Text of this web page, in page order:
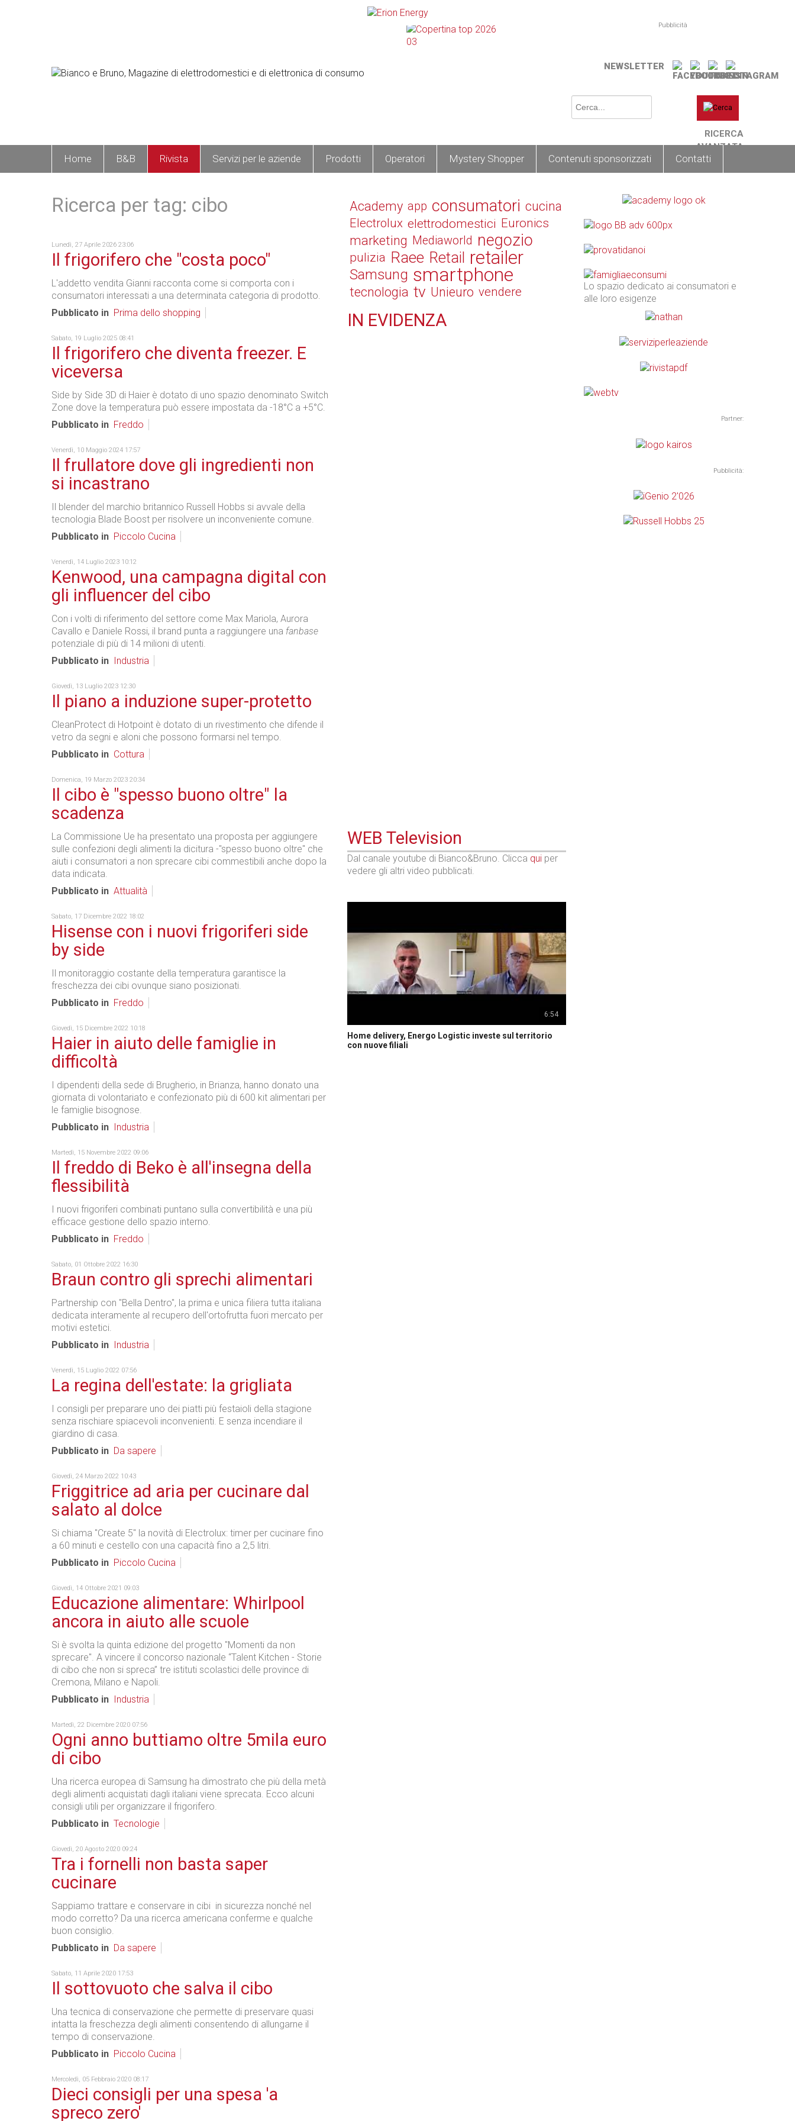
Pubblicità
NEWSLETTER
RICERCA
AVANZATA
Home B&B Rivista Servizi per le aziende Prodotti Operatori Mystery Shopper Contenuti sponsorizzati Contatti
Ricerca per tag: cibo
Lunedì, 27 Aprile 2026 23:06
Il frigorifero che "costa poco"
L'addetto vendita Gianni racconta come si comporta con i
consumatori interessati a una determinata categoria di prodotto.
Pubblicato in Prima dello shopping
Sabato, 19 Luglio 2025 08:41
Il frigorifero che diventa freezer. E
viceversa
Side by Side 3D di Haier è dotato di uno spazio denominato Switch
Zone dove la temperatura può essere impostata da -18°C a +5°C.
Pubblicato in Freddo
Venerdì, 10 Maggio 2024 17:57
Il frullatore dove gli ingredienti non
si incastrano
Il blender del marchio britannico Russell Hobbs si avvale della
tecnologia Blade Boost per risolvere un inconveniente comune.
Pubblicato in Piccolo Cucina
Venerdì, 14 Luglio 2023 10:12
Kenwood, una campagna digital con
gli influencer del cibo
Con i volti di riferimento del settore come Max Mariola, Aurora
Cavallo e Daniele Rossi, il brand punta a raggiungere una fanbase
potenziale di più di 14 milioni di utenti.
Pubblicato in
Industria
Giovedì, 13 Luglio 2023 12:30
Il piano a induzione super-protetto
CleanProtect di Hotpoint è dotato di un rivestimento che difende il
vetro da segni e aloni che possono formarsi nel tempo.
Pubblicato in Cottura
Domenica, 19 Marzo 2023 20:34
Il cibo è "spesso buono oltre" la
scadenza
La Commissione Ue ha presentato una proposta per aggiungere
sulle confezioni degli alimenti la dicitura -"spesso buono oltre" che
aiuti i consumatori a non sprecare cibi commestibili anche dopo la
data indicata.
Pubblicato in Attualità
Sabato, 17 Dicembre 2022 18:02
Hisense con i nuovi frigoriferi side
by side
Il monitoraggio costante della temperatura garantisce la
freschezza dei cibi ovunque siano posizionati.
Pubblicato in Freddo
Giovedì, 15 Dicembre 2022 10:18
Haier in aiuto delle famiglie in
difficoltà
I dipendenti della sede di Brugherio, in Brianza, hanno donato una
giornata di volontariato e confezionato più di 600 kit alimentari per
le famiglie bisognose.
Pubblicato in
Industria
Martedì, 15 Novembre 2022 09:06
Il freddo di Beko è all'insegna della
flessibilità
I nuovi frigoriferi combinati puntano sulla convertibilità e una più
efficace gestione dello spazio interno.
Pubblicato in Freddo
Sabato, 01 Ottobre 2022 16:30
Braun contro gli sprechi alimentari
Partnership con "Bella Dentro", la prima e unica filiera tutta italiana
dedicata interamente al recupero dell'ortofrutta fuori mercato per
motivi estetici.
Pubblicato in
Industria
Venerdì, 15 Luglio 2022 07:56
La regina dell'estate: la grigliata
I consigli per preparare uno dei piatti più festaioli della stagione
senza rischiare spiacevoli inconvenienti. E senza incendiare il
giardino di casa.
Pubblicato in Da sapere
Giovedì, 24 Marzo 2022 10:43
Friggitrice ad aria per cucinare dal
salato al dolce
Si chiama "Create 5" la novità di Electrolux: timer per cucinare fino
a 60 minuti e cestello con una capacità fino a 2,5 litri.
Pubblicato in Piccolo Cucina
Giovedì, 14 Ottobre 2021 09:03
Educazione alimentare: Whirlpool
ancora in aiuto alle scuole
Si è svolta la quinta edizione del progetto "Momenti da non
sprecare". A vincere il concorso nazionale “Talent Kitchen - Storie
di cibo che non si spreca” tre istituti scolastici delle province di
Cremona, Milano e Napoli.
Pubblicato in
Industria
Martedì, 22 Dicembre 2020 07:56
Ogni anno buttiamo oltre 5mila euro
di cibo
Una ricerca europea di Samsung ha dimostrato che più della metà
degli alimenti acquistati dagli italiani viene sprecata. Ecco alcuni
consigli utili per organizzare il frigorifero.
Pubblicato in Tecnologie
Giovedì, 20 Agosto 2020 09:24
Tra i fornelli non basta saper
cucinare
Sappiamo trattare e conservare in cibi in sicurezza nonché nel
modo corretto? Da una ricerca americana conferme e qualche
buon consiglio.
Pubblicato in Da sapere
Sabato, 11 Aprile 2020 17:53
Il sottovuoto che salva il cibo
Una tecnica di conservazione che permette di preservare quasi
intatta la freschezza degli alimenti consentendo di allungarne il
tempo di conservazione.
Pubblicato in Piccolo Cucina
Mercoledì, 05 Febbraio 2020 08:17
Dieci consigli per una spesa 'a
spreco zero'
Academy app consumatori cucina
Electrolux elettrodomestici Euronics
marketing Mediaworld negozio
pulizia Raee Retail retailer
Samsung smartphone
tecnologia tv Unieuro vendere
IN EVIDENZA
WEB Television
Dal canale youtube di Bianco&Bruno. Clicca qui per
vedere gli altri video pubblicati.
6:54
Home delivery, Energo Logistic investe sul territorio
con nuove filiali
Lo spazio dedicato ai consumatori e
alle loro esigenze
Partner:
Pubblicità: